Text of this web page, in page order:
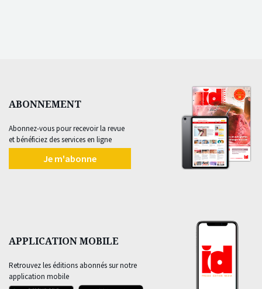
ABONNEMENT
Abonnez-vous pour recevoir la revue
et bénéficiez des services en ligne
Je m'abonne
APPLICATION MOBILE
Retrouvez les éditions abonnés sur notre
application mobile